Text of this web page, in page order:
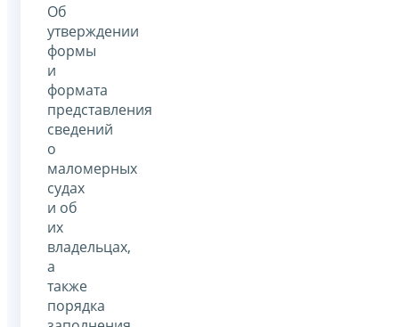
Об
утверждении
формы
и
формата
представления
сведений
о
маломерных
судах
и об
их
владельцах,
а
также
порядка